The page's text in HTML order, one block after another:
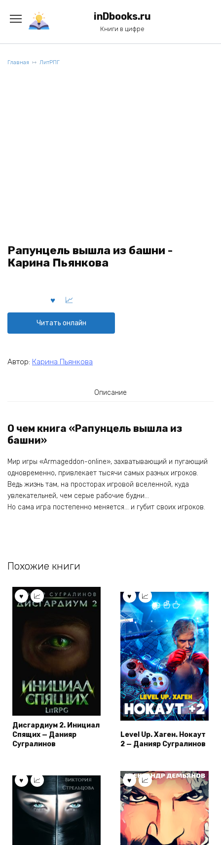
содержанию
inDbooks.ru
Книги в цифре
Главная ЛитРПГ
Рапунцель вышла из башни -
Карина Пьянкова
Читать онлайн
Автор: Карина Пьянкова
Описание
О чем книга «Рапунцель вышла из
башни»
Мир игры «Armageddon-online», захватывающий и пугающий
одновременно, привлекает тысячи самых разных игроков.
Ведь жизнь там, на просторах игровой вселенной, куда
увлекательней, чем серые рабочие будни…
Но сама игра постепенно меняется… и губит своих игроков.
Похожие книги
Дисгардиум 2. Инициал
Спящих — Данияр
Сугралинов
Level Up. Хаген. Нокаут
2 — Данияр Сугралинов